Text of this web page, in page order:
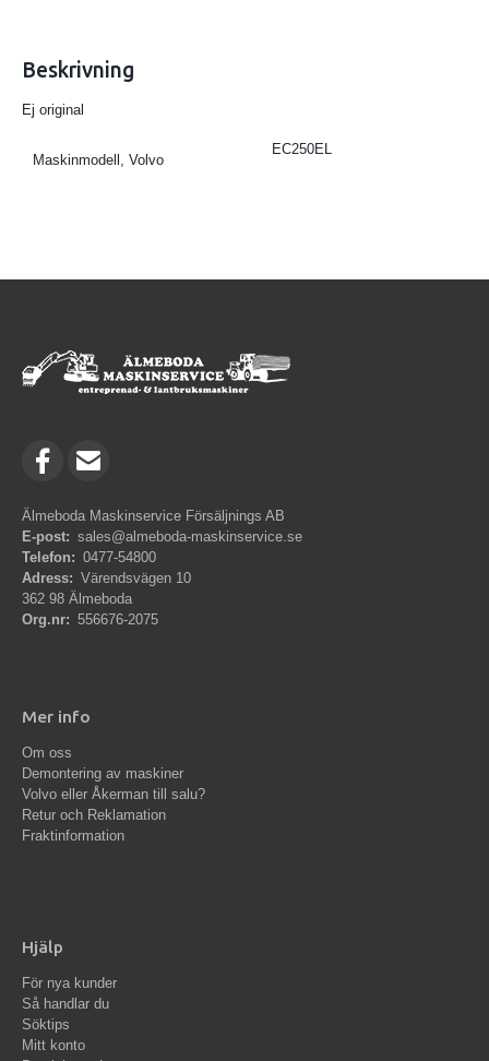
Beskrivning
Ej original
Maskinmodell, Volvo
EC250EL
Älmeboda Maskinservice Försäljnings AB
E-post: sales@almeboda-maskinservice.se
Telefon: 0477-54800
Adress: Värendsvägen 10
362 98 Älmeboda
Org.nr: 556676-2075
Mer info
Om oss
Demontering av maskiner
Volvo eller Åkerman till salu?
Retur och Reklamation
Fraktinformation
Hjälp
För nya kunder
Så handlar du
Söktips
Mitt konto